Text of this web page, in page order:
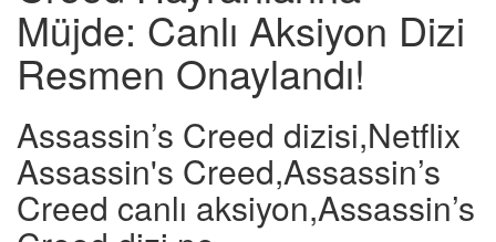
Müjde: Canlı Aksiyon Dizi
Resmen Onaylandı!
Assassin’s Creed dizisi,Netflix
Assassin's Creed,Assassin’s
Creed canlı aksiyon,Assassin’s